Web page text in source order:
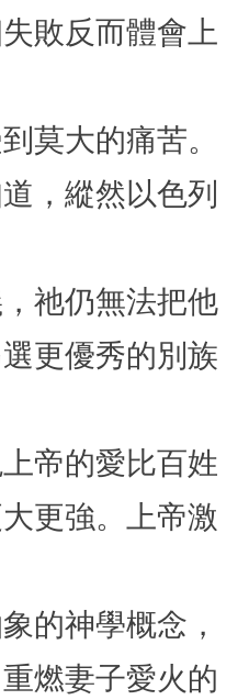
敗反而體會上
莫大的痛苦。
，縱然以色列
祂仍無法把他
更優秀的別族
帝的愛比百姓
更強。上帝激
的神學概念，
燃妻子愛火的